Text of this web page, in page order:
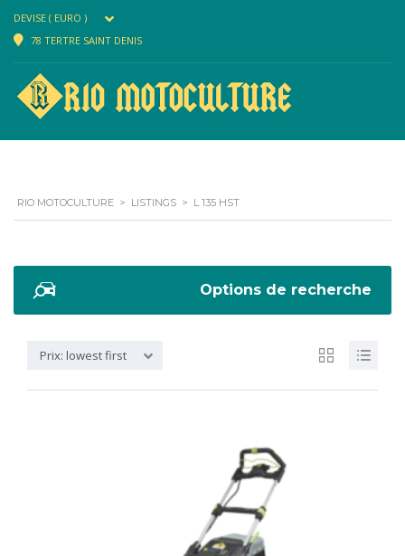
DEVISE ( EURO )
78 TERTRE SAINT DENIS
RIO MOTOCULTURE > LISTINGS > L 135 HST
Options de recherche
Prix: lowest first